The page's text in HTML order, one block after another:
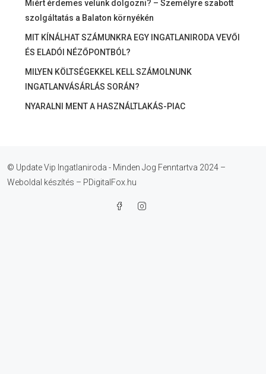
Miért érdemes velünk dolgozni? – Személyre szabott
szolgáltatás a Balaton környékén
MIT KÍNÁLHAT SZÁMUNKRA EGY INGATLANIRODA VEVŐI
ÉS ELADÓI NÉZŐPONTBÓL?
MILYEN KÖLTSÉGEKKEL KELL SZÁMOLNUNK
INGATLANVÁSÁRLÁS SORÁN?
NYARALNI MENT A HASZNÁLTLAKÁS-PIAC
© Update Vip Ingatlaniroda - Minden Jog Fenntartva 2024 –
Weboldal készítés – PDigitalFox.hu